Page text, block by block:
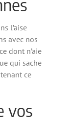
l’aise
avec nos
dont n’aie
qui sache
ce
vos